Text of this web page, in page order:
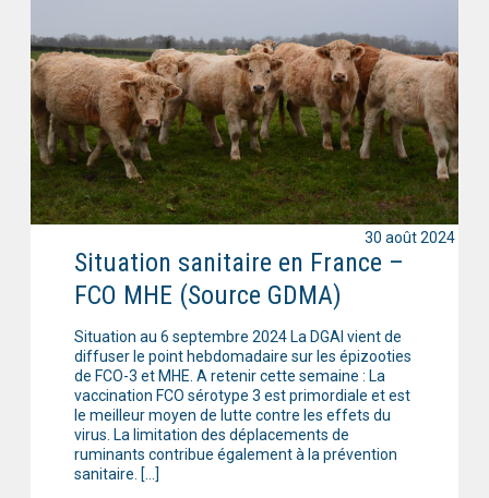
Situation sanitaire en France –
FCO MHE (Source GDMA)
Situation au 6 septembre 2024 La DGAl vient de
diffuser le point hebdomadaire sur les épizooties
de FCO-3 et MHE. A retenir cette semaine : La
vaccination FCO sérotype 3 est primordiale et est
le meilleur moyen de lutte contre les effets du
virus. La limitation des déplacements de
ruminants contribue également à la prévention
sanitaire. […]
30 août 2024